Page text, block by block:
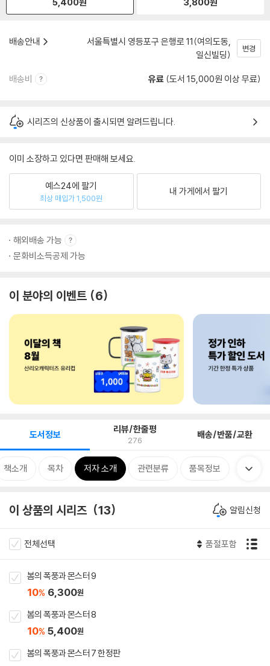
배송안내
서울특별시 영등포구 은행로 11(여의도동,
일신빌딩)
변경
배송비 유료 (도서 15,000원 이상 무료)
시리즈의 신상품이 출시되면 알려드립니다.
이미 소장하고 있다면 판매해 보세요.
예스24에 팔기
최상 매입가 1,500원
내 가게에서 팔기
해외배송 가능
문화비소득공제 가능
이 분야의 이벤트 6
도서정보 리뷰/한줄평
276 배송/반품/교환
책소개 목차 저자 소개 관련분류 품목정보
이 상품의 시리즈 13 알림신청
전체선택 품절포함
봄의 폭풍과 몬스터 9
10% 6,300원
봄의 폭풍과 몬스터 8
10% 5,400원
봄의 폭풍과 몬스터 7 한정판